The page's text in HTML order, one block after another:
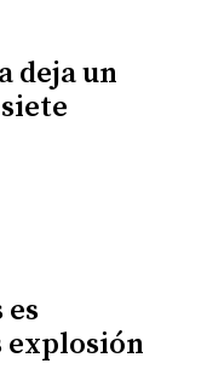
deja un
es
explosión